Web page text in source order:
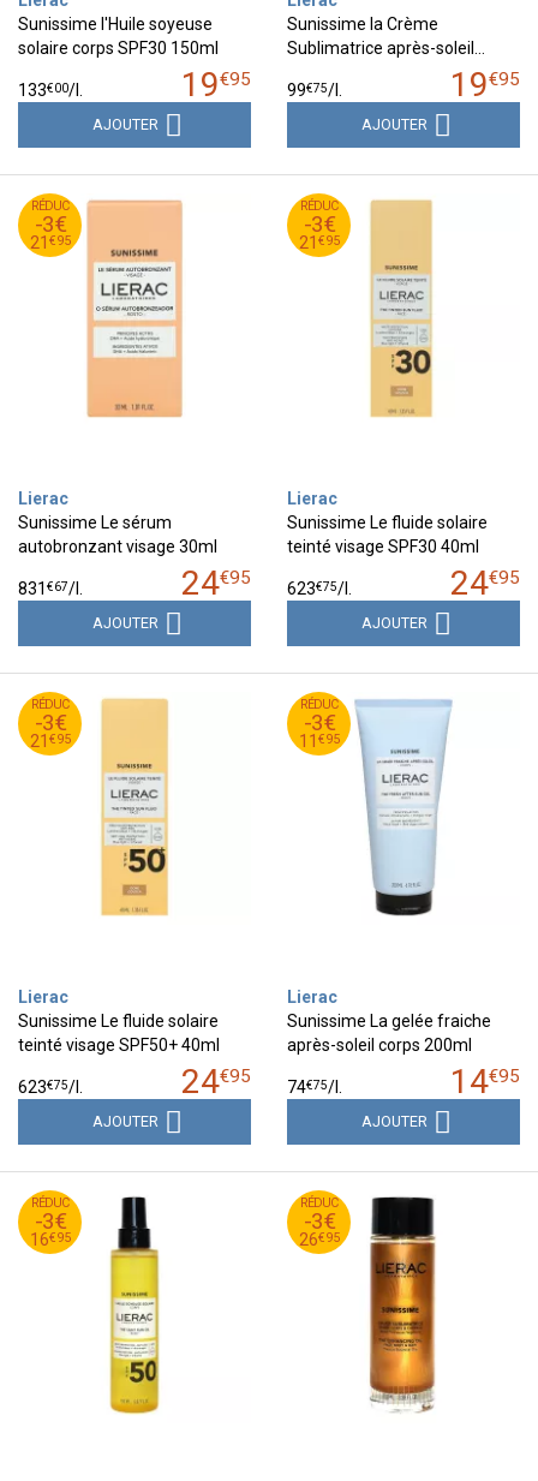
Sunissime l'Huile soyeuse
solaire corps SPF30 150ml
19€95
133€00/
AJOUTER
Sunissime la Crème
Sublimatrice après-soleil…
19€95
99€75/
AJOUTER
RÉDUC
-3€
21 €95
24
€
95
21
€
95
Lierac
Sunissime Le sérum
autobronzant visage 30ml
24€95
831 €67/
AJOUTER
RÉDUC
-3€
21 €95
24
€
95
21
€
95
Lierac
Sunissime Le fluide solaire
teinté visage SPF30 40ml
24€95
623€75/
AJOUTER
RÉDUC
-3€
21 €95
24
€
95
21
€
95
Lierac
Sunissime Le fluide solaire
teinté visage SPF50+ 40ml
24€95
623€75/
AJOUTER
RÉDUC
-3€
11 €95
14
€
95
11
€
95
Lierac
Sunissime La gelée fraiche
après-soleil corps 200ml
14€95
74€75/
AJOUTER
RÉDUC
-3€
16€95
19
€
95
16
€
95
RÉDUC
-3€
26€95
29
€
95
26
€
95